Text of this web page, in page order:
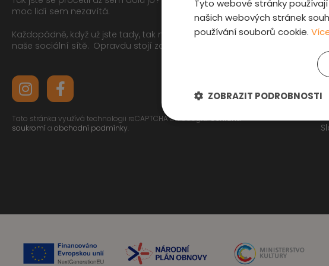
moc lidí sem nezavítá.
Každopádně, když už jste tady, tak můžete mrknout na
naše sociální sítě. Opravdu stojí za to
Tato stránka využívá technologii reCAPTCHA od Googlu.Ochrana
soukromía obchodní podmínky.
Tyto webové stránky
našich webových stránek
používání souborů cookie.
ZOBRAZIT PODROBNOSTI